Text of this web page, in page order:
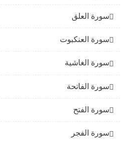
سورة العلق
سورة العنكبوت
سورة الغاشية
سورة الفاتحة
سورة الفتح
سورة الفجر